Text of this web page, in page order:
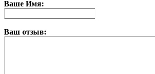
Ваше Имя:
Ваш отзыв: